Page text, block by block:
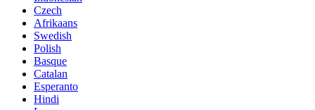
Czech
Afrikaans
Swedish
Polish
Basque
Catalan
Esperanto
Hindi